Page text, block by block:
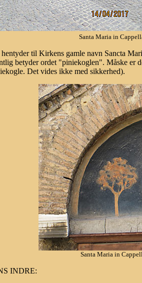
Santa Maria in
til Kirkens gamle navn Sancta
betyder ordet "piniekoglen". Måske er
Det vides ikke med sikkerhed).
Santa Maria in
INDRE: